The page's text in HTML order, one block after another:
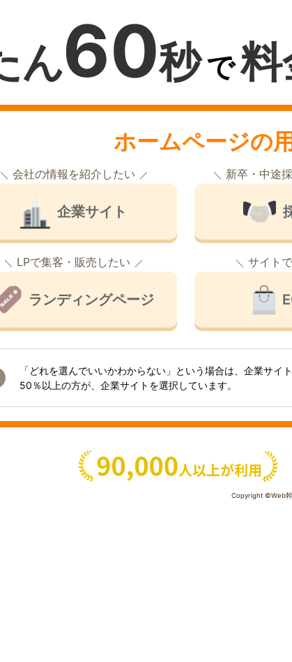
ん60秒で料
ホームページの
会社の情報を紹介したい
企業サイト
新卒・中途
LPで集客・販売したい
ランディングページ
サイト
「どれを選んでいいかわからない」という場合は、企業サイ
50％以上の方が、企業サイトを選択しています。
Copyright ©Web幹